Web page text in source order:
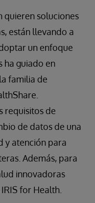
quieren soluciones
están llevando a
un enfoque
ha guiado en
familia de
requisitos de
de datos de una
y atención para
Además, para
innovadoras
for Health.